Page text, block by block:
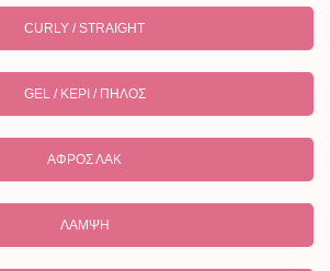
CURLY / STRAIGHT
GEL / KΕΡΊ / ΠΗΛΌΣ
ΑΦΡΌΣ ΛΆΚ
ΛΆΜΨΗ